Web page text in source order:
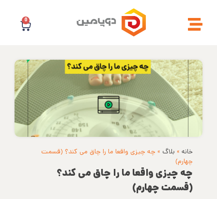
0
خانه » بلاگ » چه چیزی واقعا ما را چاق می کند؟ (قسمت
چهارم)
چه چیزی واقعا ما را چاق می کند؟
(قسمت چهارم)